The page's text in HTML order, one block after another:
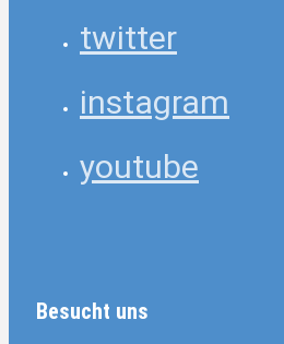
twitter
instagram
youtube
Besucht uns